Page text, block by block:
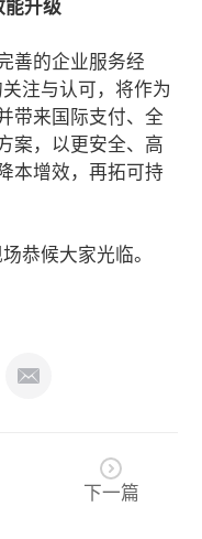
能升级
善的企业服务经
注与认可，将作为
带来国际支付、全
案，以更安全、高
本增效，再拓可持
恭候大家光临。
下一篇